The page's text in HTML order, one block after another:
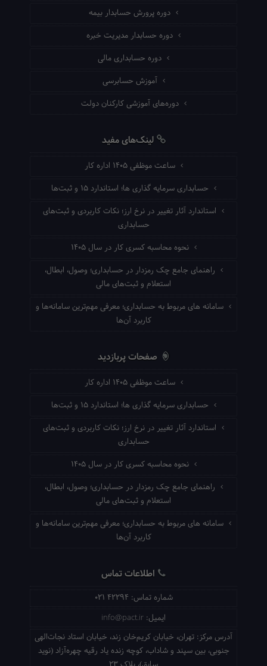
دوره پرورش حسابدار بیمه
دوره حسابدار مدیریت خبره
دوره حسابداری مالی
آموزش حسابرسی
دوره‌های آموزشی کارکنان دولت
لینک‌های مفید
ساعت موظفی ۱۴۰۵ اداره کار
حسابداری سرمایه گذاری ها؛ استاندارد ۱۵ و ثبت‌ها
استاندارد آثار تغییر در نرخ ارز؛ نکات کاربردی و ثبت‌های
حسابداری
نحوه محاسبه کسری کار در سال ۱۴۰۵
راهنمای جامع چک رمزدار در حسابداری؛ وصول، ابطال،
استعلام و ثبت‌های مالی
سامانه های مربوط به حسابداری؛ معرفی مهم‌ترین سامانه‌ها و
کاربرد آن‌ها
صفحات پربازدید
ساعت موظفی ۱۴۰۵ اداره کار
حسابداری سرمایه گذاری ها؛ استاندارد ۱۵ و ثبت‌ها
استاندارد آثار تغییر در نرخ ارز؛ نکات کاربردی و ثبت‌های
حسابداری
نحوه محاسبه کسری کار در سال ۱۴۰۵
راهنمای جامع چک رمزدار در حسابداری؛ وصول، ابطال،
استعلام و ثبت‌های مالی
سامانه های مربوط به حسابداری؛ معرفی مهم‌ترین سامانه‌ها و
کاربرد آن‌ها
اطلاعات تماس
شماره تماس: 021 42294
ایمیل: info@pact.ir
آدرس مرکز: تهران، خیابان کریم‌خان زند، خیابان استاد نجات‌الهی
جنوبی، بین سپند و شاداب، کوچه زنده یاد رقیه چهره‌آزاد (نوید